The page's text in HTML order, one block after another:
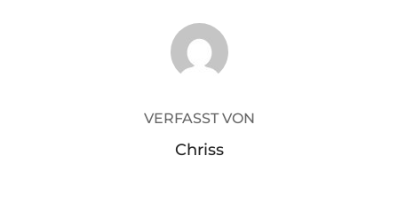
BEITRAGSAUTOR
VERFASST VON
Chriss